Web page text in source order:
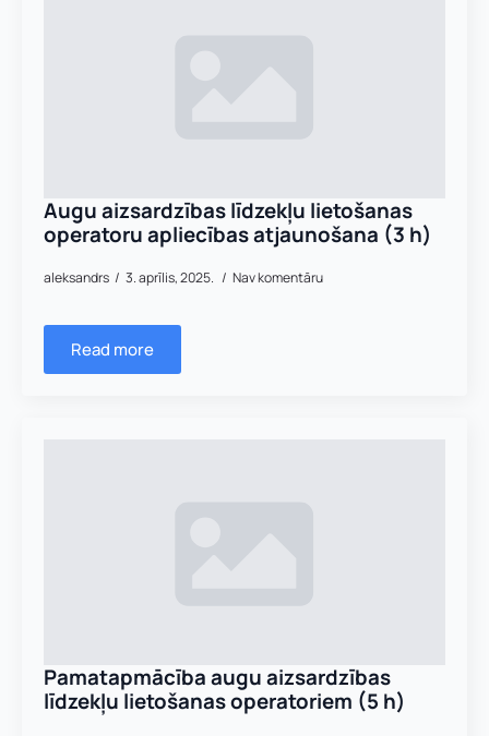
Augu aizsardzības līdzekļu lietošanas
operatoru apliecības atjaunošana (3 h)
aleksandrs 3. aprīlis, 2025. Nav komentāru
Read more
Pamatapmācība augu aizsardzības
līdzekļu lietošanas operatoriem (5 h)
Telefons*
E-pasta adrese:*